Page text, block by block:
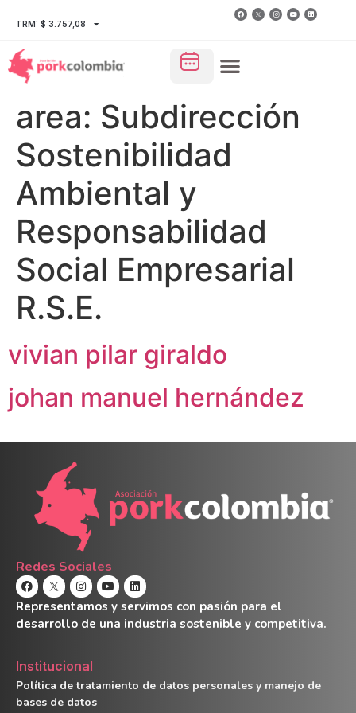
TRM: $ 3.757,08
area: Subdirección
Sostenibilidad
Ambiental y
Responsabilidad
Social Empresarial
R.S.E.
vivian pilar giraldo
johan manuel hernández
Redes Sociales
Representamos y servimos con pasión para el
desarrollo de una industria sostenible y competitiva.
Institucional
Política de tratamiento de datos personales y manejo de
bases de datos